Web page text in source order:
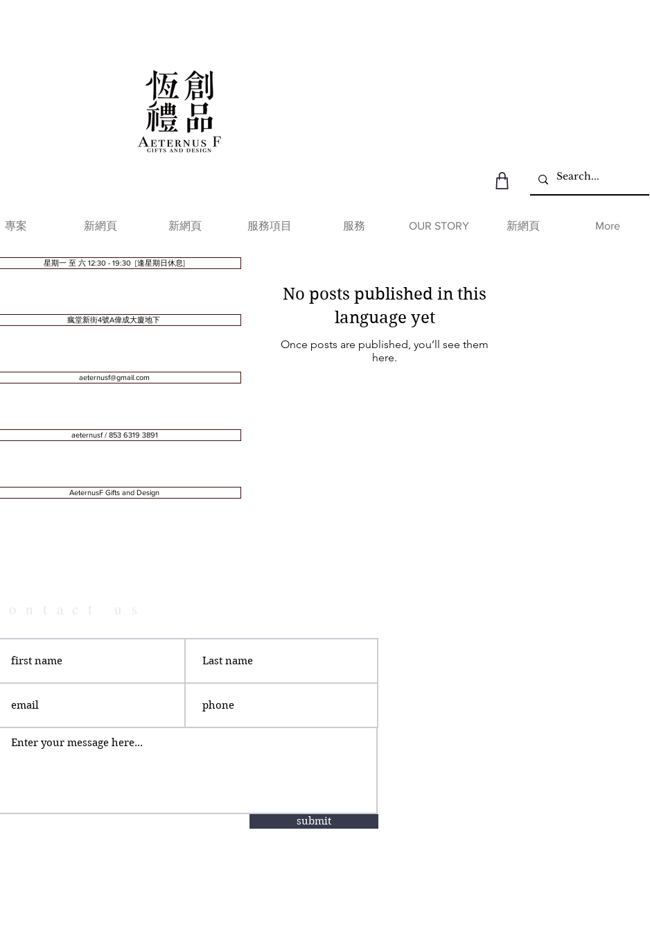
專案 新網頁 新網頁 服務項目 服務 OUR STORY 新網頁 More
星期一 至 六 12:30 - 19:30 [逢星期日休息]
瘋堂新街4號A偉成大廈地下
aeternusf@gmail.com
aeternusf / 853 6319 3891
​AeternusF Gifts and Design
No posts published in this
language yet
Once posts are published, you’ll see them
here.
submit